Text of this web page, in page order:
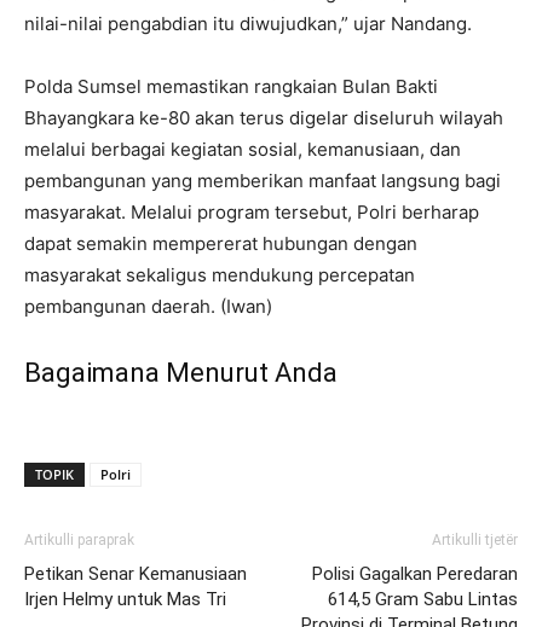
nilai-nilai pengabdian itu diwujudkan,” ujar Nandang.
Polda Sumsel memastikan rangkaian Bulan Bakti
Bhayangkara ke-80 akan terus digelar diseluruh wilayah
melalui berbagai kegiatan sosial, kemanusiaan, dan
pembangunan yang memberikan manfaat langsung bagi
masyarakat. Melalui program tersebut, Polri berharap
dapat semakin mempererat hubungan dengan
masyarakat sekaligus mendukung percepatan
pembangunan daerah. (Iwan)
Bagaimana Menurut Anda
TOPIK Polri
Artikulli paraprak
Petikan Senar Kemanusiaan
Irjen Helmy untuk Mas Tri
Artikulli tjetër
Polisi Gagalkan Peredaran
614,5 Gram Sabu Lintas